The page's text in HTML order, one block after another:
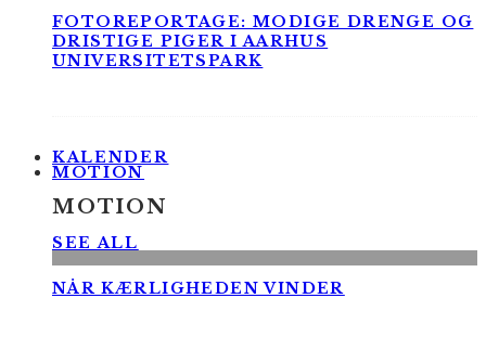
FOTOREPORTAGE: MODIGE DRENGE OG
DRISTIGE PIGER I AARHUS
UNIVERSITETSPARK
KALENDER
MOTION
MOTION
SEE ALL
NÅR KÆRLIGHEDEN VINDER